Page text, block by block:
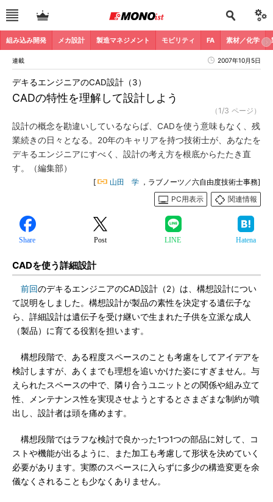
組み込み開発 メカ設計 製造マネジメント モビリティ FA 素材／化学
連載 2007年10月5日
CADの特性を理解して設計しよう
デキるエンジニアのCAD設計（3）
（1/3 ページ）
設計の概念を勘違いしているならば、CADを使う意味もなく、残
業続きの日々となる。20年のキャリアを持つ技術士が、あなたを
デキるエンジニアにすべく、設計の考え方を根底からたたき直
す。（編集部）
[ 山田 学 ，ラブノーツ／六自由度技術士事務]
PC用表示
関連情報
Share Post LINE Hatena
CADを使う詳細設計
前回のデキるエンジニアのCAD設計（2）は、構想設計につい
て説明をしました。構想設計が製品の素性を決定する遺伝子な
ら、詳細設計は遺伝子を受け継いで生まれた子供を立派な成人
（製品）に育てる役割を担います。
構想段階で、ある程度スペースのことも考慮をしてアイデアを
検討しますが、あくまでも理想を追いかけた姿にすぎません。与
えられたスペースの中で、隣り合うユニットとの関係や組み立て
性、メンテナンス性を実現させようとするとさまざまな制約が噴
出し、設計者は頭を痛めます。
構想段階ではラフな検討で良かった1つ1つの部品に対して、コ
ストや機能が出るように、また加工も考慮して形状を決めていく
必要があります。実際のスペースに入らずに多少の構造変更を余
儀なくされることも少なくありません。